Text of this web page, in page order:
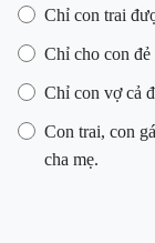
Chỉ con trai
Chỉ cho con đẻ
Chỉ con vợ cả
Con trai, con
cha mẹ.